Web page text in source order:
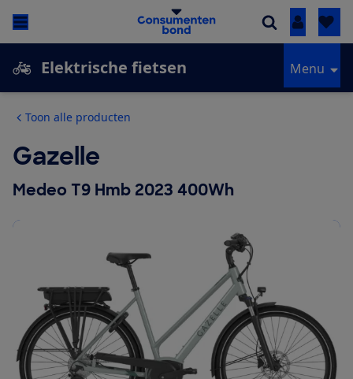
Inloggen
Elektrische fietsen Menu
Toon alle producten
Gazelle
Medeo T9 Hmb 2023 400Wh